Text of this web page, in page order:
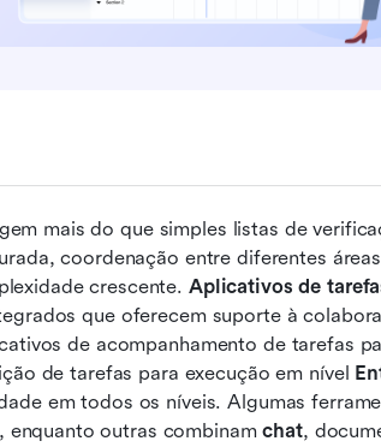
mais do que simples listas de
coordenação entre diferentes
crescente. Aplicativos de
que oferecem suporte à
de acompanhamento de tarefas
de tarefas para execução em nível
em todos os níveis. Algumas
enquanto outras combinam chat,